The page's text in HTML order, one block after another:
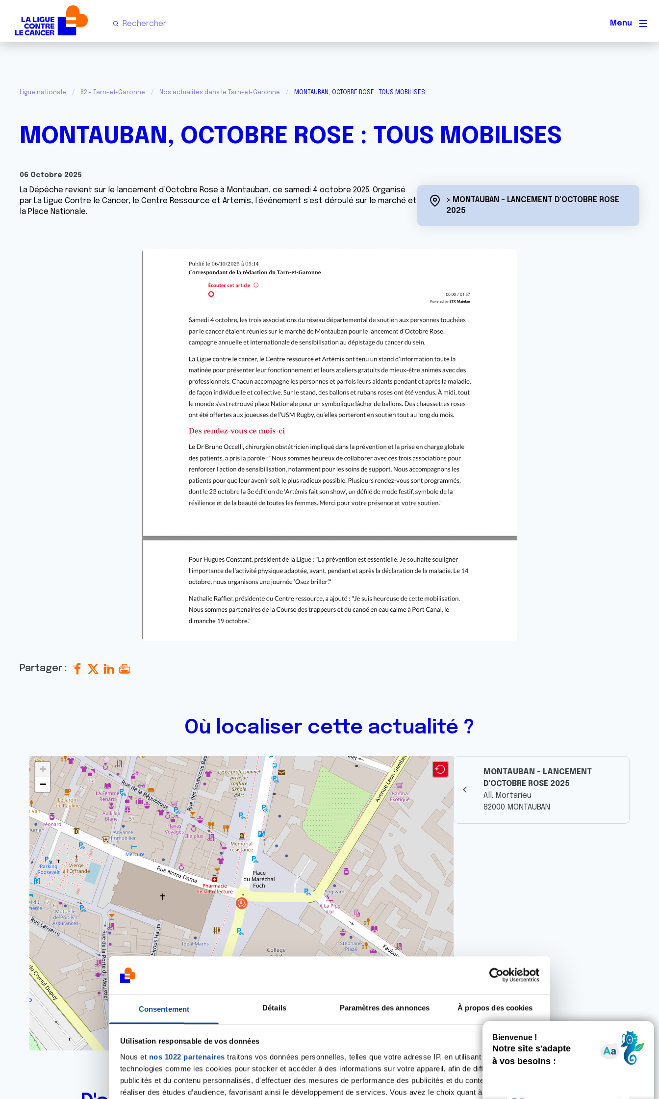
Consentement Détails Paramètres des annonces À propos des cookies
Utilisation responsable de vos données
Nous et nos 1022 partenaires traitons vos données personnelles, telles que votre adresse IP, en utilisant des
technologies comme les cookies pour stocker et accéder à des informations sur votre appareil, afin de diffuser des
publicités et du contenu personnalisés, d'effectuer des mesures de performance des publicités et du contenu, ainsi que de
réaliser des études d’audience, favorisant ainsi le développement de services. Vous avez le choix quant à l'utilisation de
Menu
Ligue nationale 82 - Tarn-et-Garonne Nos actualités dans le Tarn-et-Garonne MONTAUBAN, OCTOBRE ROSE : TOUS MOBILISES
MONTAUBAN, OCTOBRE ROSE : TOUS MOBILISES
06 Octobre 2025
La Dépêche revient sur le lancement d’Octobre Rose à Montauban, ce samedi 4 octobre 2025. Organisé
par La Ligue Contre le Cancer, le Centre Ressource et Artemis, l’événement s’est déroulé sur le marché et
la Place Nationale.
> MONTAUBAN - LANCEMENT D'OCTOBRE ROSE
2025
Partager :
Où localiser cette actualité ?
+
−
MONTAUBAN - LANCEMENT
D'OCTOBRE ROSE 2025
All. Mortarieu
82000 MONTAUBAN